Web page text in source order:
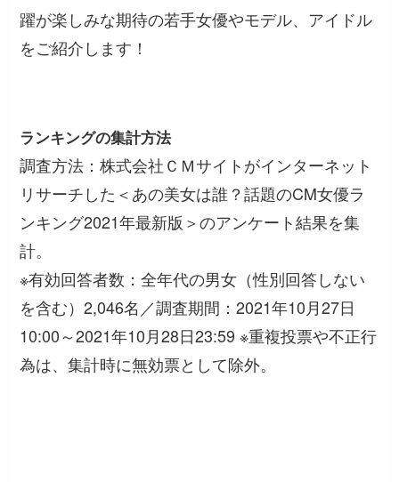
躍が楽しみな期待の若手女優やモデル、アイドル
をご紹介します！
ランキングの集計方法
調査方法：株式会社ＣＭサイトがインターネット
リサーチした＜あの美女は誰？話題のCM女優ラ
ンキング2021年最新版＞のアンケート結果を集
計。
※有効回答者数：全年代の男女（性別回答しない
を含む）2,046名／調査期間：2021年10月27日
10:00～2021年10月28日23:59 ※重複投票や不正行
為は、集計時に無効票として除外。